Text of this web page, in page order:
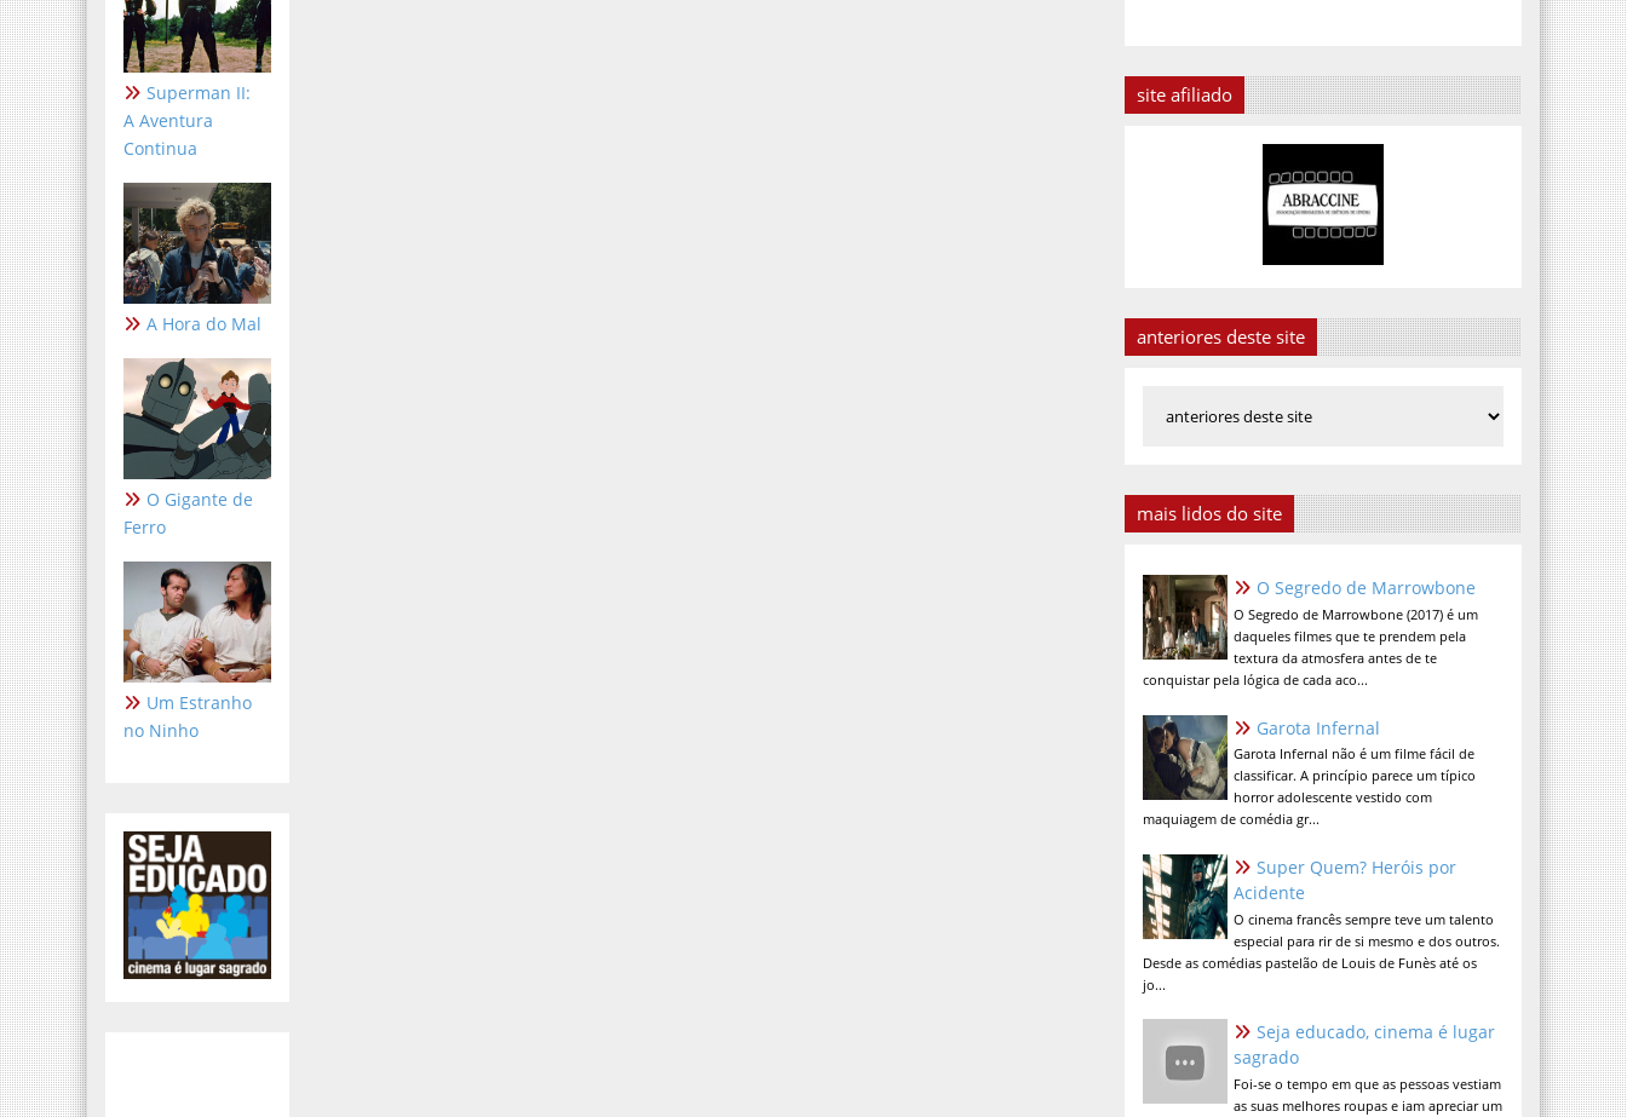
Superman II:
A Aventura
Continua
A Hora do Mal
O Gigante de
Ferro
Um Estranho
no Ninho
site afiliado
anteriores deste site
mais lidos do site
O Segredo de Marrowbone
O Segredo de Marrowbone (2017) é um
daqueles filmes que te prendem pela
textura da atmosfera antes de te
conquistar pela lógica de cada aco...
Garota Infernal
Garota Infernal não é um filme fácil de
classificar. A princípio parece um típico
horror adolescente vestido com
maquiagem de comédia gr...
Super Quem? Heróis por
Acidente
O cinema francês sempre teve um talento
especial para rir de si mesmo e dos outros.
Desde as comédias pastelão de Louis de Funès até os
jo...
Seja educado, cinema é lugar
sagrado
Foi-se o tempo em que as pessoas vestiam
as suas melhores roupas e iam apreciar um